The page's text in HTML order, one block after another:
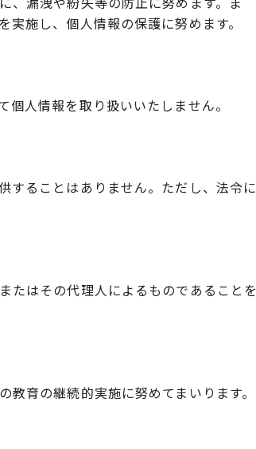
施し、個人情報の保護に努めます。
人情報を取り扱いいたしません。
することはありません。ただし、法令に
たはその代理人によるものであることを
育の継続的実施に努めてまいります。